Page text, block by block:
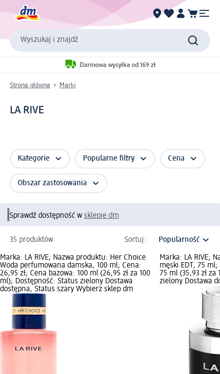
Wyszukaj i znajdź
Darmowa wysyłka od 169 zł
Strona główna Marki
LA RIVE
Kategorie Popularne filtry Cena
Obszar zastosowania
Sprawdź dostępność w sklepie dm
35 produktów Sortuj:
Marka: LA RIVE; Nazwa produktu: Her Choice
Woda perfumowana damska, 100 ml; Cena:
26,95 zł; Cena bazowa: 100 ml (26,95 zł za 100
ml); Dostępność: Status zielony Dostawa
dostępna, Status szary Wybierz sklep dm
Marka: LA RIVE;
męski EDT, 75
75 ml (35,93 zł
zielony Dostawa